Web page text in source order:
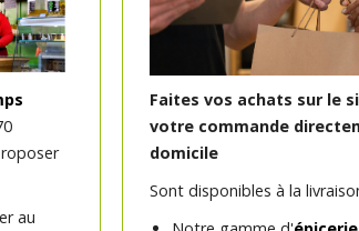
HUILES ESSENTIELLES MAISON
au
Faites vos achats sur le
votre commande
domicile
Sont disponibles à la
Fard multi-usages Lin